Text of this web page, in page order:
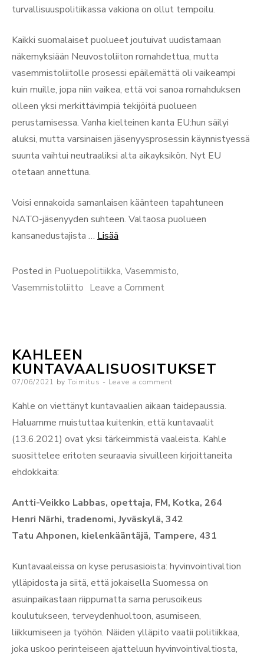
turvallisuuspolitiikassa vakiona on ollut tempoilu.
Kaikki suomalaiset puolueet joutuivat uudistamaan
näkemyksiään Neuvostoliiton romahdettua, mutta
vasemmistoliitolle prosessi epäilemättä oli vaikeampi
kuin muille, jopa niin vaikea, että voi sanoa romahduksen
olleen yksi merkittävimpiä tekijöitä puolueen
perustamisessa. Vanha kielteinen kanta EU:hun säilyi
aluksi, mutta varsinaisen jäsenyysprosessin käynnistyessä
suunta vaihtui neutraaliksi alta aikayksikön. Nyt EU
otetaan annettuna.
Voisi ennakoida samanlaisen käänteen tapahtuneen
NATO-jäsenyyden suhteen. Valtaosa puolueen
kansanedustajista … Lisää
aika
ajatella
kokonaan
uudelleen”
Posted in Puoluepolitiikka, Vasemmisto,
Vasemmistoliitto Leave a Commenton
vasemmiston
ulko-
ja
turvallisuuspolitiikka
kokonaan
uudelleen
KAHLEEN
KUNTAVAALISUOSITUKSET
Posted
07/06/2021 by Toimitus Leave a comment
Kahle on viettänyt kuntavaalien aikaan taidepaussia.
Haluamme muistuttaa kuitenkin, että kuntavaalit
(13.6.2021) ovat yksi tärkeimmistä vaaleista. Kahle
suosittelee eritoten seuraavia sivuilleen kirjoittaneita
ehdokkaita:
Antti-Veikko Labbas, opettaja, FM, Kotka, 264
Henri Närhi, tradenomi, Jyväskylä, 342
Tatu Ahponen, kielenkääntäjä, Tampere, 431
Kuntavaaleissa on kyse perusasioista: hyvinvointivaltion
ylläpidosta ja siitä, että jokaisella Suomessa on
asuinpaikastaan riippumatta sama perusoikeus
koulutukseen, terveydenhuoltoon, asumiseen,
liikkumiseen ja työhön. Näiden ylläpito vaatii politiikkaa,
joka uskoo perinteiseen ajatteluun hyvinvointivaltiosta,